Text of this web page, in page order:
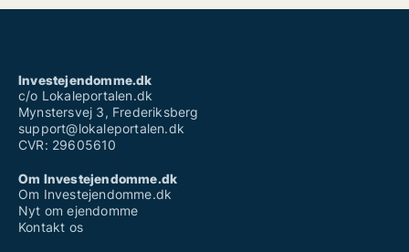
Investejendomme.dk
c/o Lokaleportalen.dk
Mynstersvej 3, Frederiksberg
support@lokaleportalen.dk
CVR: 29605610
Om Investejendomme.dk
Om Investejendomme.dk
Nyt om ejendomme
Kontakt os